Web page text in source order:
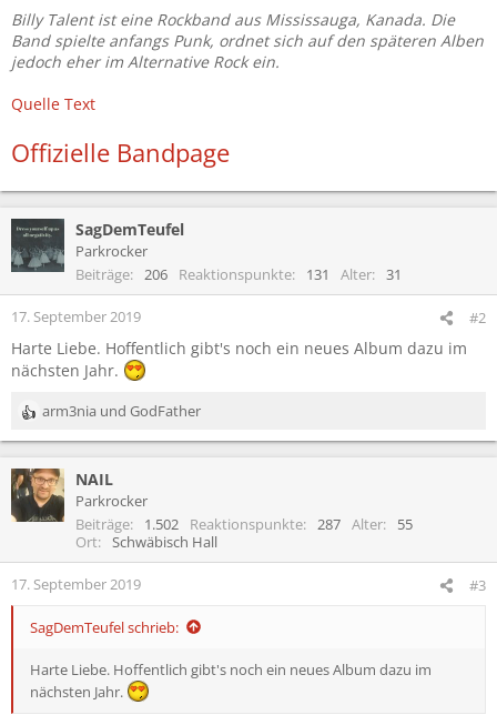
Billy Talent ist eine Rockband aus Mississauga, Kanada. Die
Band spielte anfangs Punk, ordnet sich auf den späteren Alben
jedoch eher im Alternative Rock ein.
Quelle Text
Offizielle Bandpage
SagDemTeufel
Parkrocker
Beiträge
206 Reaktionspunkte 131 Alter 31
17. September 2019 #2
Harte Liebe. Hoffentlich gibt's noch ein neues Album dazu im
nächsten Jahr.
R
e
k
t
i
n
e
arm3nia und GodFather
NAIL
Parkrocker
Beiträge
1.502 Reaktionspunkte 287 Alter
55
Ort
Schwäbisch Hall
17. September 2019 #3
SagDemTeufel schrieb:
Harte Liebe. Hoffentlich gibt's noch ein neues Album dazu im
nächsten Jahr.